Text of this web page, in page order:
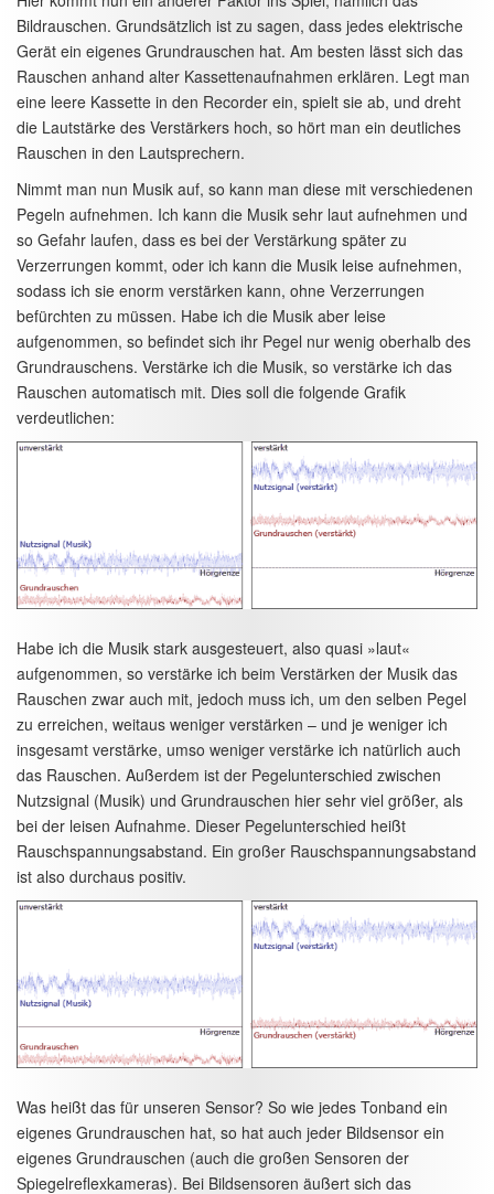
Bildrauschen. Grundsätzlich ist zu sagen, dass jedes elektrische
Gerät ein eigenes Grundrauschen hat. Am besten lässt sich das
Rauschen anhand alter Kassettenaufnahmen erklären. Legt man
eine leere Kassette in den Recorder ein, spielt sie ab, und dreht
die Lautstärke des Verstärkers hoch, so hört man ein deutliches
Rauschen in den Lautsprechern.
Nimmt man nun Musik auf, so kann man diese mit verschiedenen
Pegeln aufnehmen. Ich kann die Musik sehr laut aufnehmen und
so Gefahr laufen, dass es bei der Verstärkung später zu
Verzerrungen kommt, oder ich kann die Musik leise aufnehmen,
sodass ich sie enorm verstärken kann, ohne Verzerrungen
befürchten zu müssen. Habe ich die Musik aber leise
aufgenommen, so befindet sich ihr Pegel nur wenig oberhalb des
Grundrauschens. Verstärke ich die Musik, so verstärke ich das
Rauschen automatisch mit. Dies soll die folgende Grafik
verdeutlichen:
Habe ich die Musik stark ausgesteuert, also quasi »laut«
aufgenommen, so verstärke ich beim Verstärken der Musik das
Rauschen zwar auch mit, jedoch muss ich, um den selben Pegel
zu erreichen, weitaus weniger verstärken – und je weniger ich
insgesamt verstärke, umso weniger verstärke ich natürlich auch
das Rauschen. Außerdem ist der Pegelunterschied zwischen
Nutzsignal (Musik) und Grundrauschen hier sehr viel größer, als
bei der leisen Aufnahme. Dieser Pegelunterschied heißt
Rauschspannungsabstand. Ein großer Rauschspannungsabstand
ist also durchaus positiv.
Was heißt das für unseren Sensor? So wie jedes Tonband ein
eigenes Grundrauschen hat, so hat auch jeder Bildsensor ein
eigenes Grundrauschen (auch die großen Sensoren der
Spiegelreflexkameras). Bei Bildsensoren äußert sich das